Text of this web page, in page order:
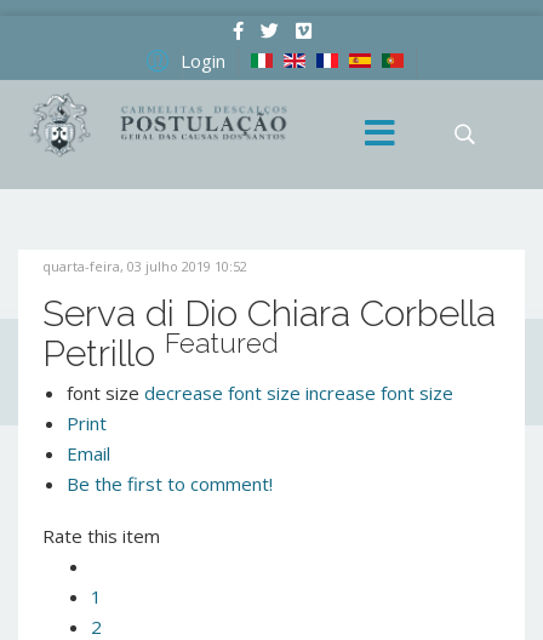
Login
quarta-feira, 03 julho 2019 10:52
Serva di Dio Chiara Corbella
Petrillo Featured
font size decrease font size increase font size
Print
Email
Be the first to comment!
Rate this item
1
2